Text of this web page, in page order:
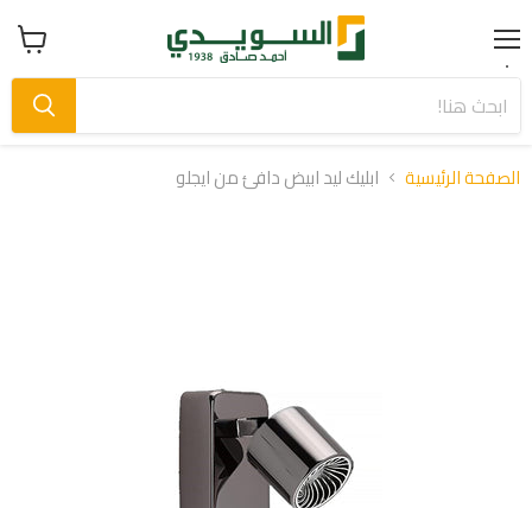
Menu عرض
سلة
الصفحة الرئيسية ابليك ليد ابيض دافئ من ايجلو